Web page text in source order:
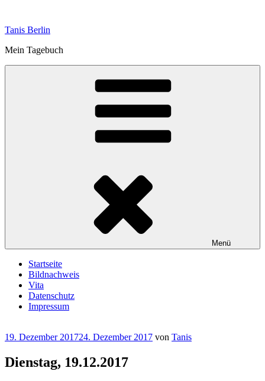
springen
Tanis Berlin
Mein Tagebuch
Menü
Startseite
Bildnachweis
Vita
Datenschutz
Impressum
Veröffentlicht
19. Dezember 201724. Dezember 2017 von Tanis
Dienstag, 19.12.2017